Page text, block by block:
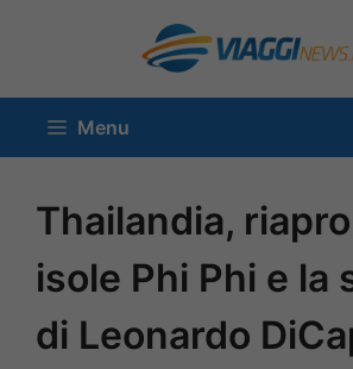
contenuto
Menu
Thailandia,
isole Phi Phi e la
di Leonardo